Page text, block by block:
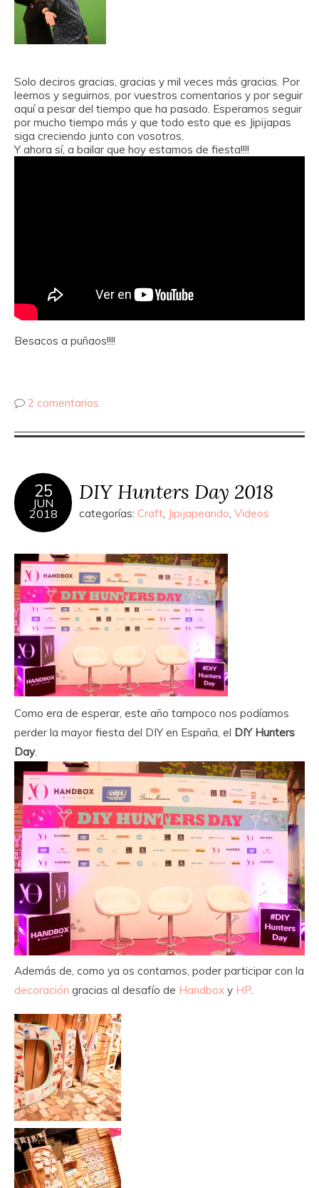
Solo deciros gracias, gracias y mil veces más gracias. Por
leernos y seguirnos, por vuestros comentarios y por seguir
aquí a pesar del tiempo que ha pasado. Esperamos seguir
por mucho tiempo más y que todo esto que es Jipijapas
siga creciendo junto con vosotros.
Y ahora sí, a bailar que hoy estamos de fiesta!!!!
Besacos a puñaos!!!!
2 comentarios
25
JUN
2018
DIY Hunters Day 2018
categorías: Craft, Jipijapeando, Videos
Como era de esperar, este año tampoco nos podíamos
perder la mayor fiesta del DIY en España, el DIY Hunters
Day.
Además de, como ya os contamos, poder participar con la
decoración gracias al desafío de Handbox y HP.